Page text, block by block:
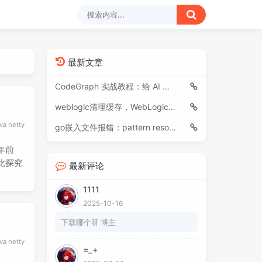
netty
前
探究
netty
最新文章
CodeGraph 实战教程：给 AI 编程助手装上“代码导航仪”
weblogic清理缓存，WebLogic清理缓存、后台重启
go嵌入文件报错：pattern resources/sql/*.sql: no matching files found
最新评论
1111
2025-10-16
下载哪个呀 博主
=_+